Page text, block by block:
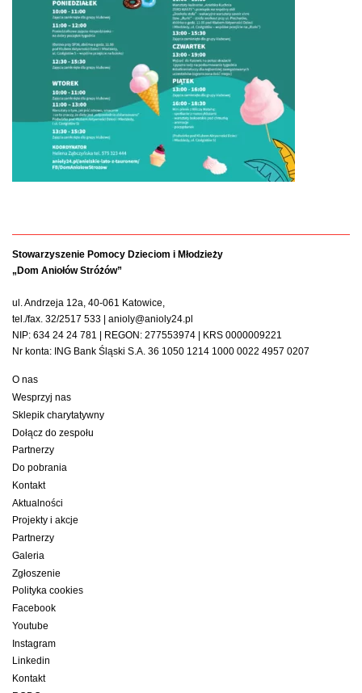
Stowarzyszenie Pomocy Dzieciom i Młodzieży
„Dom Aniołów Stróżów”
ul. Andrzeja 12a, 40-061 Katowice,
tel./fax. 32/2517 533 | anioly@anioly24.pl
NIP: 634 24 24 781 | REGON: 277553974 | KRS 0000009221
Nr konta: ING Bank Śląski S.A. 36 1050 1214 1000 0022 4957 0207
O nas
Wesprzyj nas
Sklepik charytatywny
Dołącz do zespołu
Partnerzy
Do pobrania
Kontakt
Aktualności
Projekty i akcje
Partnerzy
Galeria
Zgłoszenie
Polityka cookies
Facebook
Youtube
Instagram
Linkedin
Kontakt